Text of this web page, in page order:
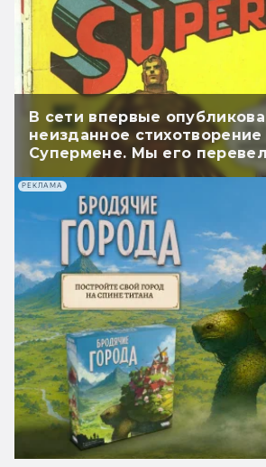
В сети впервые
неизданное
Супермене. Мы его
РЕКЛАМА